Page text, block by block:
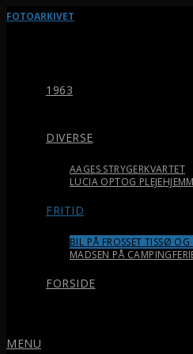
FOTOARKIVET
1963
DIVERSE
AAGES STRYGERKVARTET
LUCIA OPTOG
FRITID
BIL PÅ FROSSET TISSØ
MADSEN PÅ
FORSIDE
MENU